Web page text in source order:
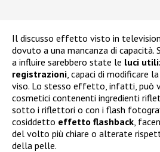
Il discusso effetto visto in
dovuto a una mancanza di capacità.
a influire sarebbero state le luci
registrazioni , capaci di modificare
viso. Lo stesso effetto, infatti, può
cosmetici contenenti ingredienti
sotto i riflettori o con i flash
cosiddetto effetto flashback ,
del volto più chiare o alterate
della pelle.